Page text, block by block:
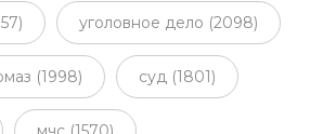
уголовное дело (2098)
(1998) суд (1801)